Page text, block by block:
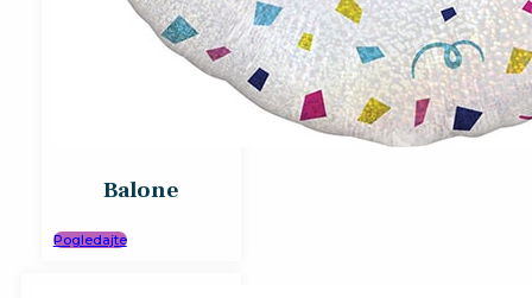
Balone
Pogledajte